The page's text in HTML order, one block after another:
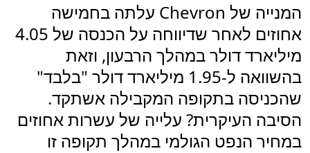
המנייה של Chevron עלתה בחמישה
אחוזים לאחר שדיווחה על הכנסה של 4.05
מיליארד דולר במהלך הרבעון, וזאת
בהשוואה ל-1.95 מיליארד דולר "בלבד"
שהכניסה בתקופה המקבילה אשתקד.
הסיבה העיקרית? עלייה של עשרות אחוזים
במחיר הנפט הגולמי במהלך תקופה זו